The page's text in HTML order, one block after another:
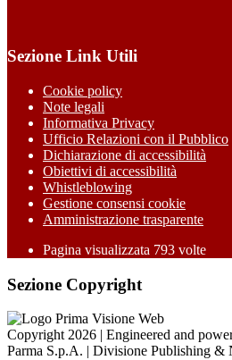
Sezione Link Utili
Cookie policy
Note legali
Informativa Privacy
Ufficio Relazioni con il Pubblico
Dichiarazione di accessibilità
Obiettivi di accessibilità
Whistleblowing
Gestione consensi cookie
Amministrazione trasparente
Pagina visualizzata 793 volte
Sezione Copyright
Copyright 2026 | Engineered and
Parma S.p.A. | Divisione Publishing &